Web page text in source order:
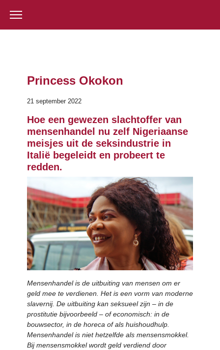
Princess Okokon
21 september 2022
Hoe een gewezen slachtoffer van
mensenhandel nu zelf Nigeriaanse
meisjes uit de seksindustrie in
Italië begeleidt en probeert te
redden.
Mensenhandel is de uitbuiting van mensen om er
geld mee te verdienen. Het is een vorm van moderne
slavernij. De uitbuiting kan seksueel zijn – in de
prostitutie bijvoorbeeld – of economisch: in de
bouwsector, in de horeca of als huishoudhulp.
Mensenhandel is niet hetzelfde als mensensmokkel.
Bij mensensmokkel wordt geld verdiend door